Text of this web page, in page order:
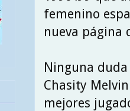
femenino
nueva página
Ninguna
Chasity
mejores